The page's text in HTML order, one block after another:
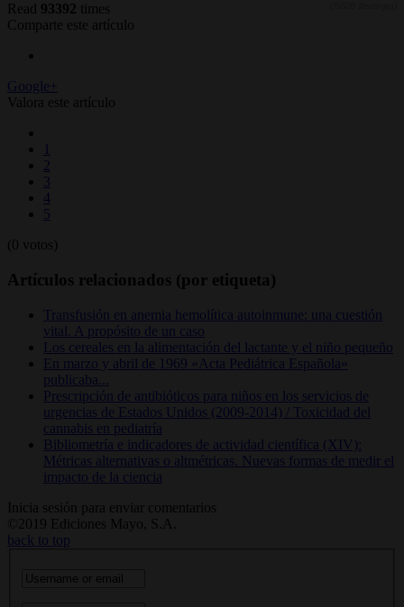
Read 93392 times
Comparte este artículo
Google+
Valora este artículo
1
2
3
4
5
(0 votos)
Artículos relacionados (por etiqueta)
Transfusión en anemia hemolítica autoinmune: una cuestión
vital. A propósito de un caso
Los cereales en la alimentación del lactante y el niño pequeño
En marzo y abril de 1969 «Acta Pediátrica Española»
publicaba...
Prescripción de antibióticos para niños en los servicios de
urgencias de Estados Unidos (2009-2014) / Toxicidad del
cannabis en pediatría
Bibliometría e indicadores de actividad científica (XIV):
Métricas alternativas o altmétricas. Nuevas formas de medir el
impacto de la ciencia
Inicia sesión para enviar comentarios
©2019 Ediciones Mayo, S.A.
back to top